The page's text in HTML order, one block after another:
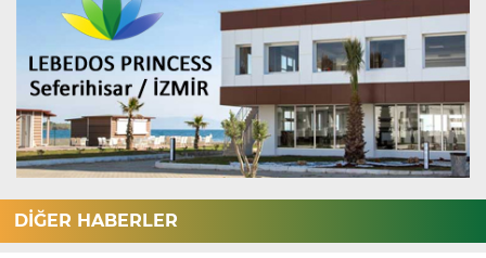
DİĞER HABERLER